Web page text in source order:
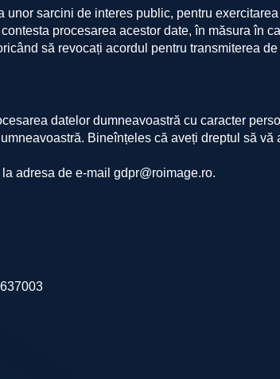
sarcini de interes public, pentru
procesarea acestor date, în măsura în
să revocați acordul pentru transmiterea
datelor dumneavoastră cu caracter
Bineînțeles că aveți dreptul să vă
adresa de e-mail gdpr@roimage.ro.